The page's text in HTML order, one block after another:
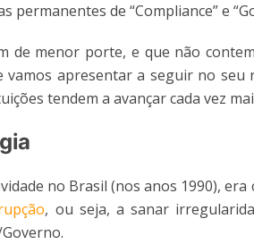
de “Compliance” e
de menor porte, e que não
vamos apresentar a seguir no seu
tendem a avançar cada vez
no Brasil (nos anos 1990),
, ou seja, a sanar